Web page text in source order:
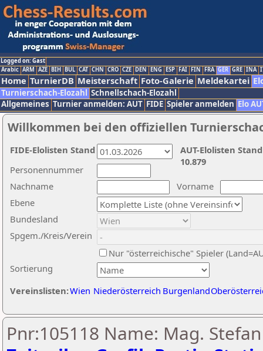
Logged on: Gast
Arabic ARM AZE BIH BUL CAT CHN CRO CZE DEN ENG ESP FAI FIN FRA GER GRE INA
Home TurnierDB Meisterschaft Foto-Galerie Meldekartei
Turnierschach-Elozahl Schnellschach-Elozahl
Allgemeines Turnier anmelden: AUT FIDE Spieler anmelden Elo
Willkommen bei den offiziellen
Nachname
Vorname
Ebene
Sortierung
Personennummer
Bundesland
Spgem./Kreis/Verein
Nur "österreichische" Spieler
Vereinslisten:Wien Niederösterreich Burgenland
AUT-Elolisten
10.879
FIDE-Elolisten Stand
Pnr:105118 Name: Mag.